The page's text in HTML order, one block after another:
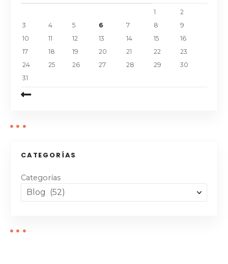
1
2
3
4 5 6 7 8
9
10
11 12 13 14 15
16
17
18 19 20 21 22
23
24
25 26 27 28 29
30
31
CATEGORÍAS
Categorías